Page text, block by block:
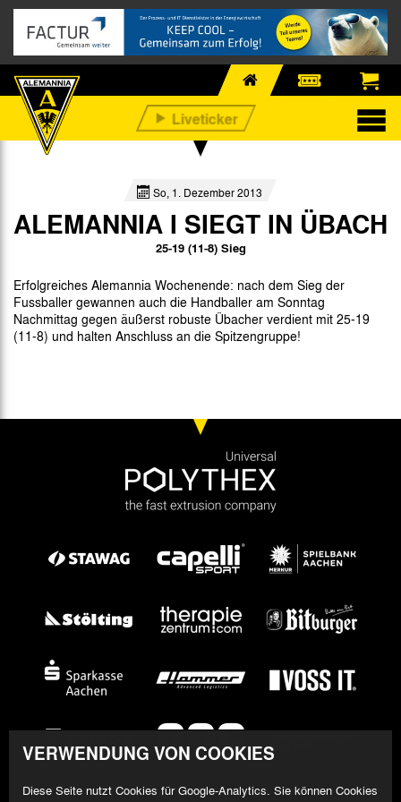
So, 1. Dezember 2013
ALEMANNIA I SIEGT IN ÜBACH
25-19 (11-8) Sieg
Erfolgreiches Alemannia Wochenende: nach dem Sieg der
Fussballer gewannen auch die Handballer am Sonntag
Nachmittag gegen äußerst robuste Übacher verdient mit 25-19
(11-8) und halten Anschluss an die Spitzengruppe!
VERWENDUNG VON COOKIES
Diese Seite nutzt Cookies für Google-Analytics. Sie können Cookies